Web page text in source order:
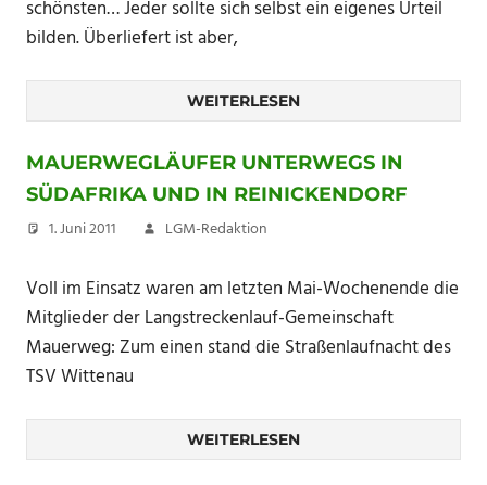
schönsten… Jeder sollte sich selbst ein eigenes Urteil
bilden. Überliefert ist aber,
WEITERLESEN
MAUERWEGLÄUFER UNTERWEGS IN
SÜDAFRIKA UND IN REINICKENDORF
1. Juni 2011 LGM-Redaktion
Voll im Einsatz waren am letzten Mai-Wochenende die
Mitglieder der Langstreckenlauf-Gemeinschaft
Mauerweg: Zum einen stand die Straßenlaufnacht des
TSV Wittenau
WEITERLESEN